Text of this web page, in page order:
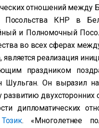
отношений между
КНР в
и Полномочный
во всех сферах
является реализация
праздником
Шульган. Он выразил
двухсторонних
дипломатических
. «Многолетнее